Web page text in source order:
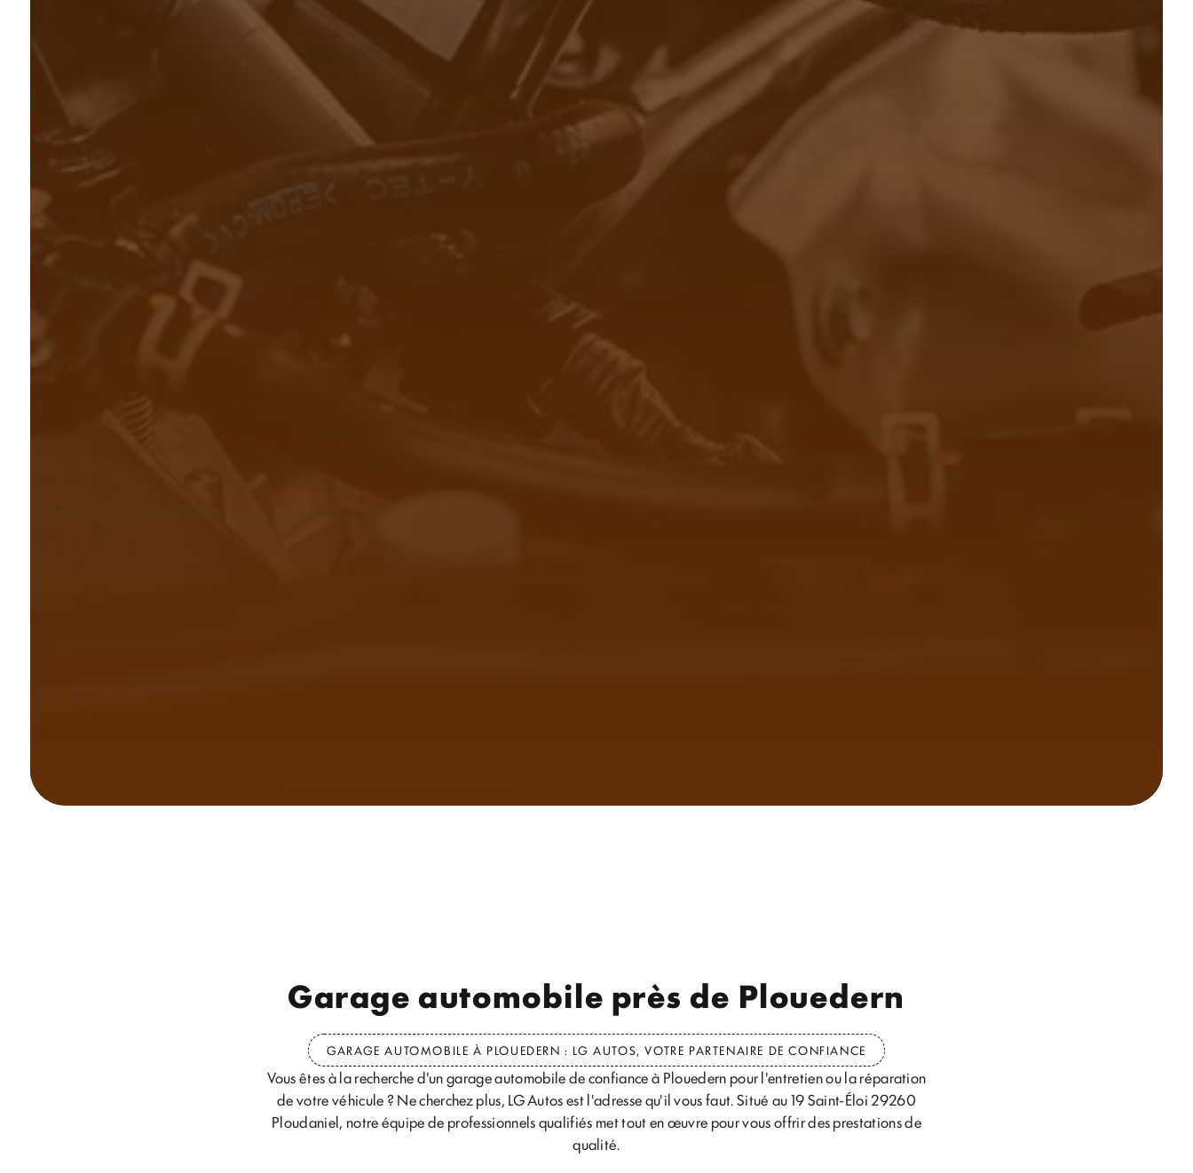
Garage automobile près de Plouedern
GARAGE AUTOMOBILE À PLOUEDERN : LG AUTOS, VOTRE PARTENAIRE DE CONFIANCE
Vous êtes à la recherche d'un garage automobile de confiance à Plouedern pour l'entretien ou la réparation
de votre véhicule ? Ne cherchez plus, LG Autos est l'adresse qu'il vous faut. Situé au 19 Saint-Éloi 29260
Ploudaniel, notre équipe de professionnels qualifiés met tout en œuvre pour vous offrir des prestations de
qualité.